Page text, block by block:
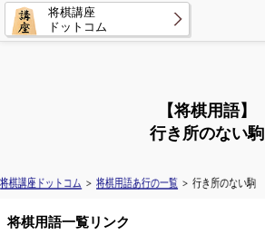
将棋講座
ドットコム
【将棋用語】
行き所のない駒
将棋講座ドットコム ＞ 将棋用語あ行の一覧 ＞ 行き所のない駒
将棋用語一覧リンク